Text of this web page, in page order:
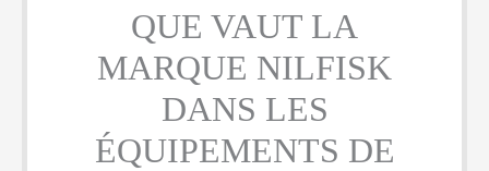
QUE VAUT LA
MARQUE NILFISK
DANS LES
ÉQUIPEMENTS DE